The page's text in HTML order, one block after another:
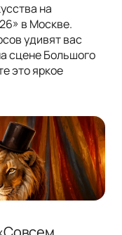
на
в Москве.
удивят вас
сцене Большого
это яркое